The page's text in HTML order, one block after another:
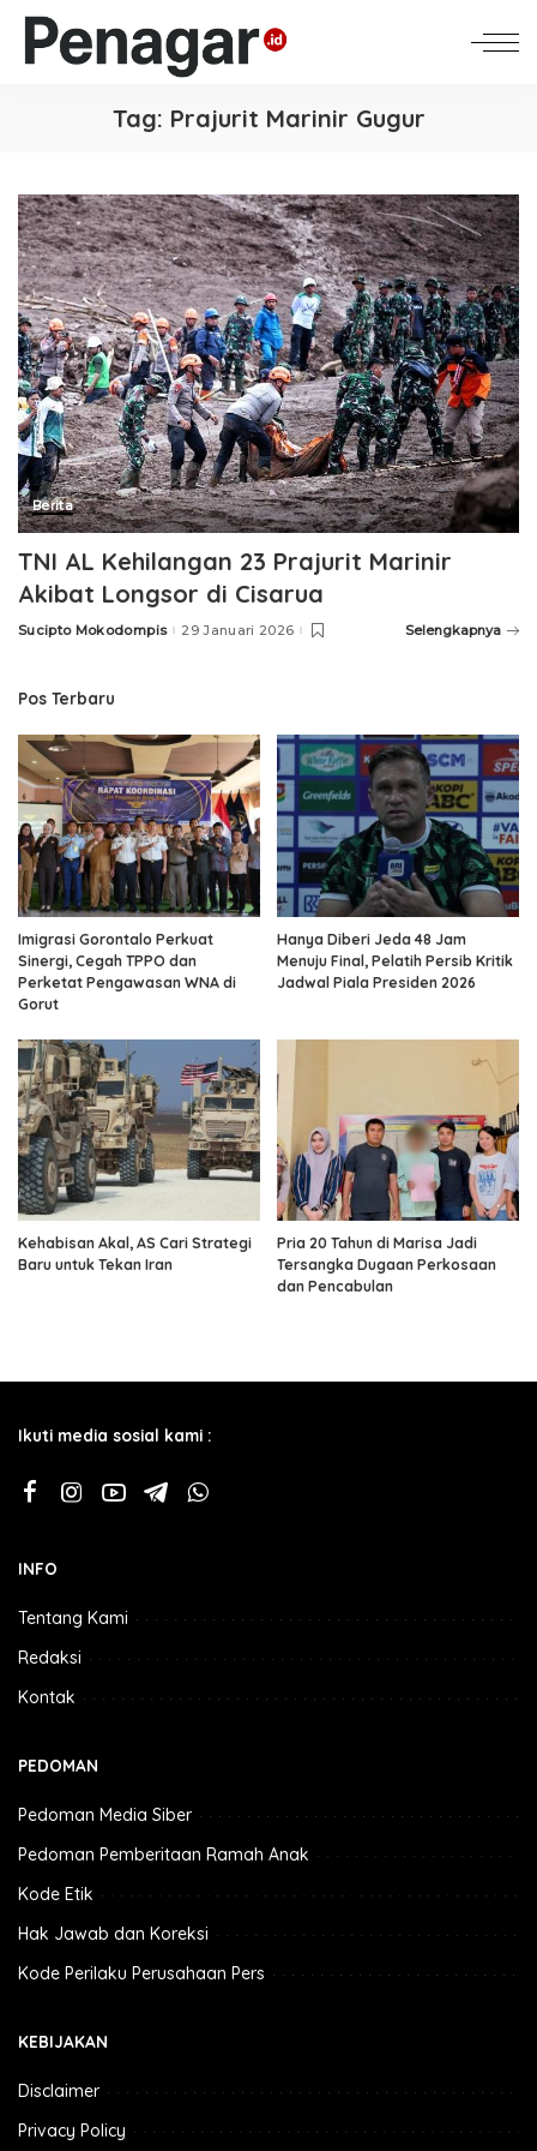
Tag: Prajurit Marinir Gugur
Berita
TNI AL Kehilangan 23 Prajurit Marinir
Akibat Longsor di Cisarua
Posted
Sucipto Mokodompis 29 Januari 2026 Selengkapnya
Pos Terbaru
Imigrasi Gorontalo Perkuat
Sinergi, Cegah TPPO dan
Perketat Pengawasan WNA di
Gorut
Hanya Diberi Jeda 48 Jam
Menuju Final, Pelatih Persib Kritik
Jadwal Piala Presiden 2026
Kehabisan Akal, AS Cari Strategi
Baru untuk Tekan Iran
Pria 20 Tahun di Marisa Jadi
Tersangka Dugaan Perkosaan
dan Pencabulan
Ikuti media sosial kami :
INFO
Tentang Kami
Redaksi
Kontak
PEDOMAN
Pedoman Media Siber
Pedoman Pemberitaan Ramah Anak
Kode Etik
Hak Jawab dan Koreksi
Kode Perilaku Perusahaan Pers
KEBIJAKAN
Disclaimer
Privacy Policy